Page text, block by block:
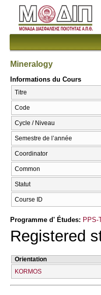
Mineralogy
Informations du Cours
Titre
Code
Cycle / Niveau
Semestre de l’année
Coordinator
Common
Statut
Course ID
Programme d' Études: PPS-
Registered
Orientation
KORMOS